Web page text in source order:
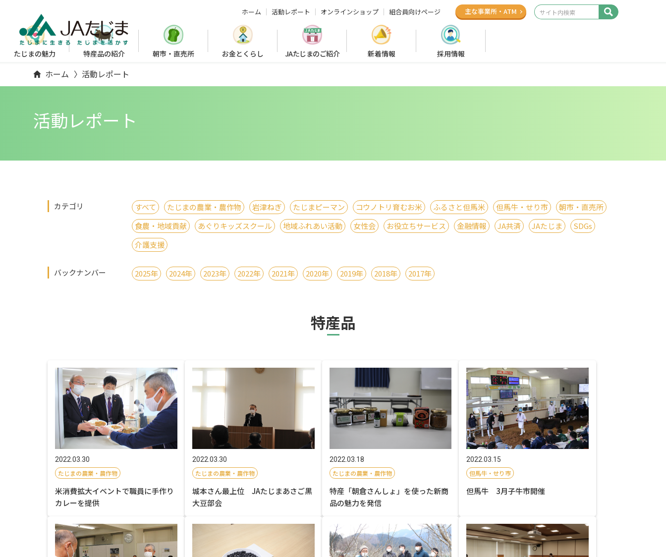
ホーム 活動レポート オンラインショップ 組合員向けページ 主な事業所 ・ ATM
たじまの魅力 特産品の紹介 朝市・直売所 お金とくらし JAたじまのご紹介 新着情報 採用情報
ホーム 活動レポート
活動レポート
カテゴリ すべて たじまの農業・農作物 岩津ねぎ たじまピーマン コウノトリ育むお米 ふるさと但馬米 但馬牛・せり市
朝市・直売所
食農・地域貢献
あぐりキッズスクール 地域ふれあい活動 女性会 お役立ちサービス 金融情報 JA共済 JAたじま
SDGs
介護支援
バックナンバー 2025年 2024年 2023年 2022年 2021年 2020年 2019年 2018年 2017年
特産品
2022.03.30
たじまの農業・農作物
米消費拡大イベントで職員に手作り
カレーを提供
2022.03.30
たじまの農業・農作物
城本さん最上位 JAたじまあさご黒
大豆部会
2022.03.18
たじまの農業・農作物
特産「朝倉さんしょ」を使った新商
品の魅力を発信
2022.03.15
但馬牛・せり市
但馬牛 3月子牛市開催